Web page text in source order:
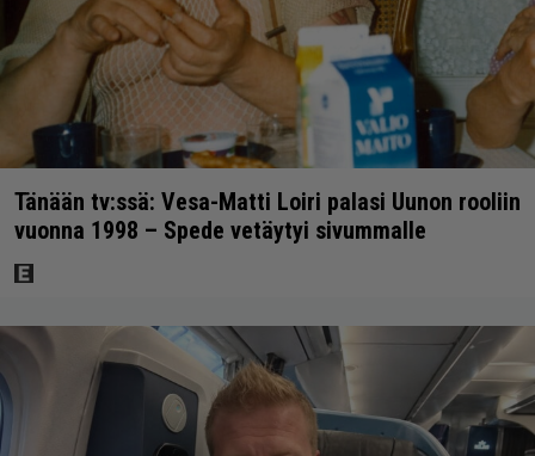
Tänään tv:ssä: Vesa-Matti Loiri palasi Uunon rooliin
vuonna 1998 – Spede vetäytyi sivummalle